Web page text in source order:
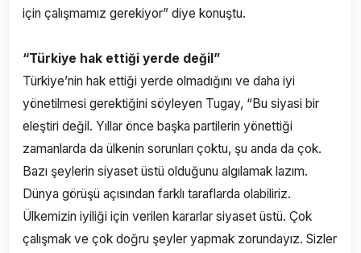
için çalışmamız gerekiyor” diye konuştu.
“Türkiye hak ettiği yerde değil”
Türkiye’nin hak ettiği yerde olmadığını ve daha iyi
yönetilmesi gerektiğini söyleyen Tugay, “Bu siyasi bir
eleştiri değil. Yıllar önce başka partilerin yönettiği
zamanlarda da ülkenin sorunları çoktu, şu anda da çok.
Bazı şeylerin siyaset üstü olduğunu algılamak lazım.
Dünya görüşü açısından farklı taraflarda olabiliriz.
Ülkemizin iyiliği için verilen kararlar siyaset üstü. Çok
çalışmak ve çok doğru şeyler yapmak zorundayız. Sizler